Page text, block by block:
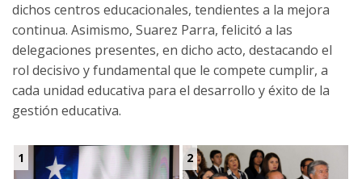
dichos centros educacionales, tendientes a la mejora
continua. Asimismo, Suarez Parra, felicitó a las
delegaciones presentes, en dicho acto, destacando el
rol decisivo y fundamental que le compete cumplir, a
cada unidad educativa para el desarrollo y éxito de la
gestión educativa.
1 2